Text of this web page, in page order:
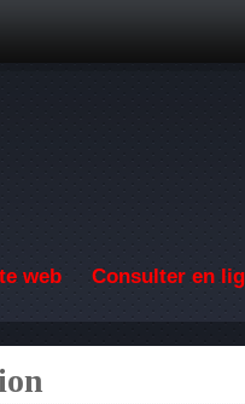
web Consulter en